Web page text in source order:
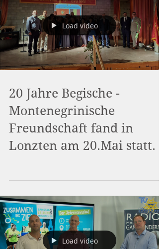
Load video
20 Jahre Begische -
Montenegrinische
Freundschaft fand in
Lonzten am 20.Mai statt.
Load video